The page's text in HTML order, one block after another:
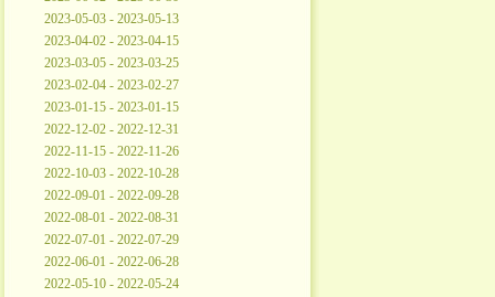
2023-05-03 - 2023-05-13
2023-04-02 - 2023-04-15
2023-03-05 - 2023-03-25
2023-02-04 - 2023-02-27
2023-01-15 - 2023-01-15
2022-12-02 - 2022-12-31
2022-11-15 - 2022-11-26
2022-10-03 - 2022-10-28
2022-09-01 - 2022-09-28
2022-08-01 - 2022-08-31
2022-07-01 - 2022-07-29
2022-06-01 - 2022-06-28
2022-05-10 - 2022-05-24